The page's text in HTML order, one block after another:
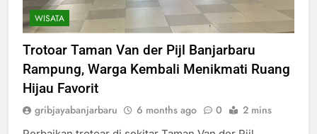
WISATA
Trotoar Taman Van der Pijl Banjarbaru
Rampung, Warga Kembali Menikmati Ruang
Hijau Favorit
gribjayabanjarbaru 6 months ago 0 2 mins